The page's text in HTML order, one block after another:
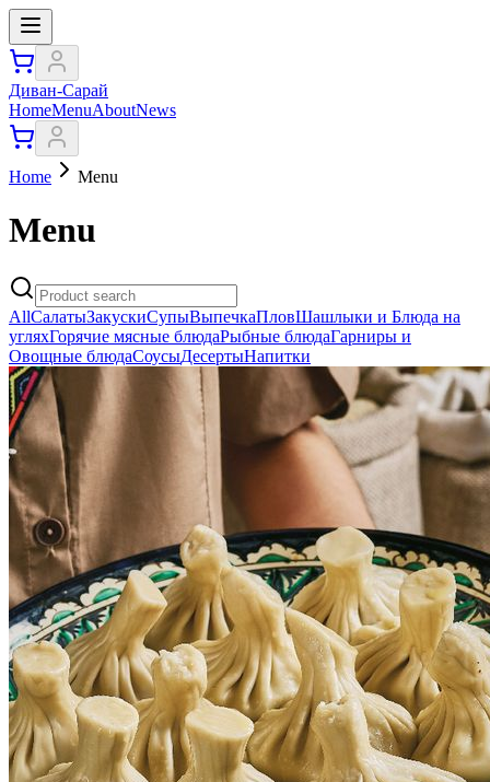
Диван-Сарай
HomeMenuAboutNews
Home Menu
Menu
AllСалатыЗакускиСупыВыпечкаПловШашлыки и Блюда на
угляхГорячие мясные блюдаРыбные блюдаГарниры и
Овощные блюдаСоусыДесертыНапитки